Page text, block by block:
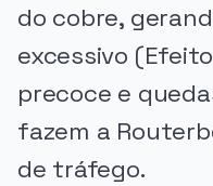
do cobre,
excessivo
precoce e
fazem a
de tráfego.